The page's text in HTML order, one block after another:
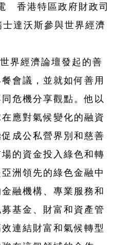
香港特區政府財政司
達沃斯參與世界經濟
界經濟論壇發起的善
會議，並就如何善用
危機分享觀點。他以
應對氣候變化的融資
成公私營界別和慈善
的資金投入綠色和轉
洲領先的綠色金融中
融機構、專業服務和
基金、財富和資產管
連結財富和氣候轉型